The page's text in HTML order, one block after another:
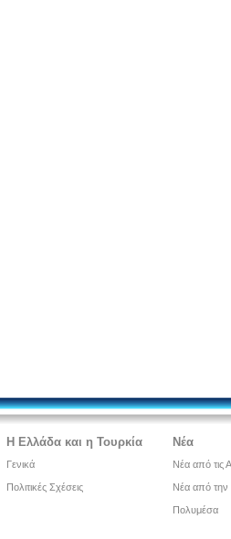
Η Ελλάδα και η Τουρκία
Γενικά
Πολιτικές Σχέσεις
Νέα
Νέα από τις
Νέα από την
Πολυμέσα